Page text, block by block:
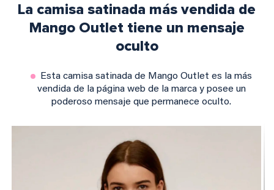
La camisa satinada más vendida de
Mango Outlet tiene un mensaje
oculto
Esta camisa satinada de Mango Outlet es la más
vendida de la página web de la marca y posee un
poderoso mensaje que permanece oculto.